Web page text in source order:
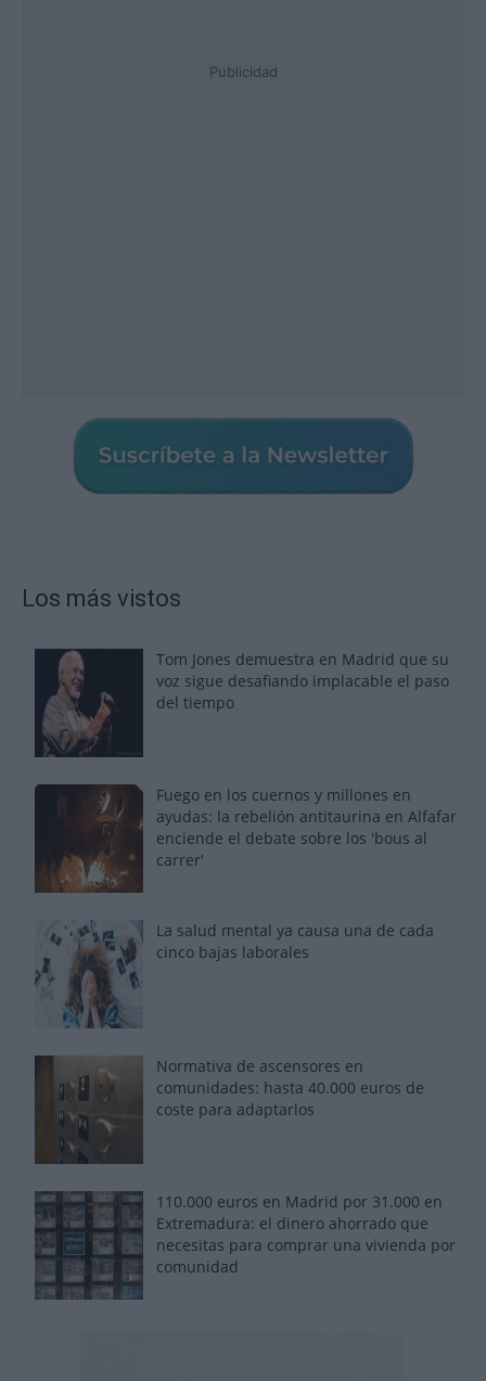
Publicidad
Los más vistos
Tom Jones demuestra en Madrid que su
voz sigue desafiando implacable el paso
del tiempo
Fuego en los cuernos y millones en
ayudas: la rebelión antitaurina en Alfafar
enciende el debate sobre los 'bous al
carrer'
La salud mental ya causa una de cada
cinco bajas laborales
Normativa de ascensores en
comunidades: hasta 40.000 euros de
coste para adaptarlos
110.000 euros en Madrid por 31.000 en
Extremadura: el dinero ahorrado que
necesitas para comprar una vivienda por
comunidad